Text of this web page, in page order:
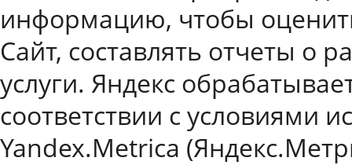
информацию, чтобы
Сайт, составлять отчеты о
услуги. Яндекс
соответствии с условиями
Yandex.Metrica